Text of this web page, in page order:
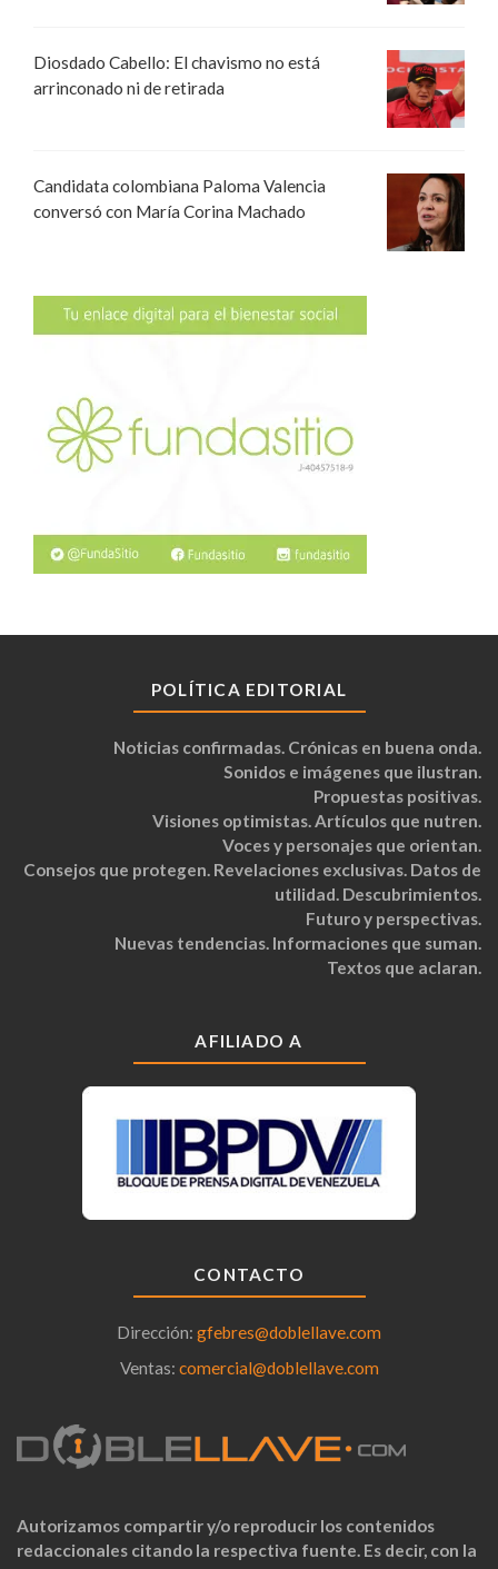
Diosdado Cabello: El chavismo no está
arrinconado ni de retirada
Candidata colombiana Paloma Valencia
conversó con María Corina Machado
POLÍTICA EDITORIAL
Noticias confirmadas. Crónicas en buena onda.
Sonidos e imágenes que ilustran.
Propuestas positivas.
Visiones optimistas. Artículos que nutren.
Voces y personajes que orientan.
Consejos que protegen. Revelaciones exclusivas. Datos de
utilidad. Descubrimientos.
Futuro y perspectivas.
Nuevas tendencias. Informaciones que suman.
Textos que aclaran.
AFILIADO A
CONTACTO
Dirección: gfebres@doblellave.com
Ventas: comercial@doblellave.com
Autorizamos compartir y/o reproducir los contenidos
redaccionales citando la respectiva fuente. Es decir, con la